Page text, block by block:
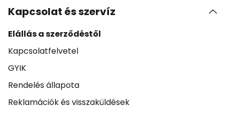
Kapcsolat és szervíz
Elállás a szerződéstől
Kapcsolatfelvetel
GYIK
Rendelés állapota
Reklamációk és visszaküldések